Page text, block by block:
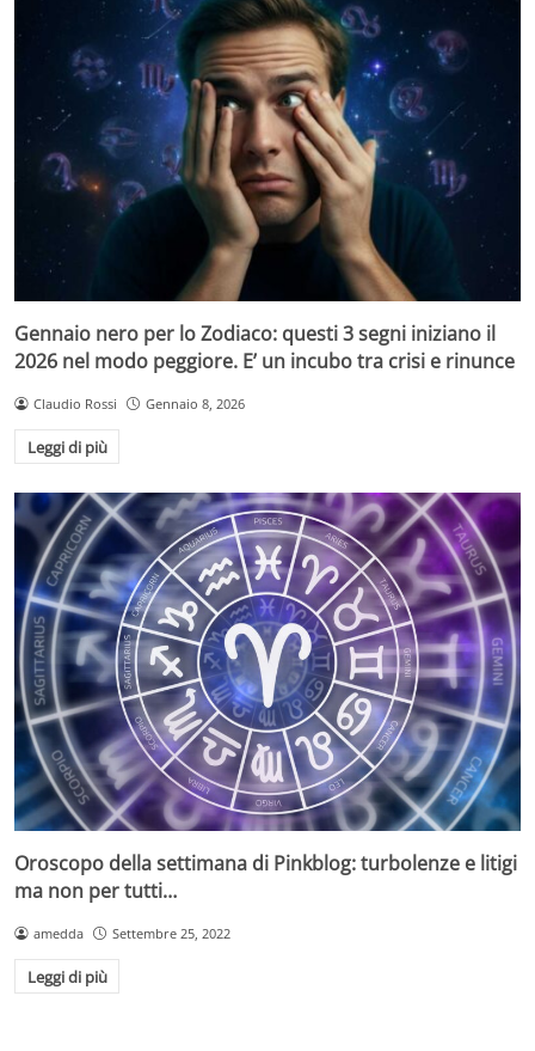
Gennaio nero per lo Zodiaco: questi 3 segni iniziano il
2026 nel modo peggiore. E’ un incubo tra crisi e rinunce
Claudio Rossi Gennaio 8, 2026
Leggi di più
Oroscopo della settimana di Pinkblog: turbolenze e litigi
ma non per tutti…
amedda Settembre 25, 2022
Leggi di più